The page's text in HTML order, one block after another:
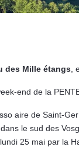
des Mille étangs
end de la
aire de Saint-
le sud des
25 mai par la